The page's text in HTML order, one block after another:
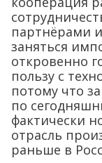
партнёрами
заняться
откровенно
пользу с
потому что
по
фактически
отрасль
раньше в